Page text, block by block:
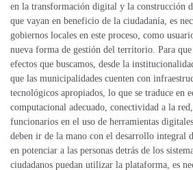
en la transformación digital y la construcción
que vayan en beneficio de la ciudadanía, es
gobiernos locales en este proceso, como
nueva forma de gestión del territorio. Para
efectos que buscamos, desde la
que las municipalidades cuenten con
tecnológicos apropiados, lo que se traduce en
computacional adecuado, conectividad a la
funcionarios en el uso de herramientas
deben ir de la mano con el desarrollo integral
en potenciar a las personas detrás de los
ciudadanos puedan utilizar la plataforma, es